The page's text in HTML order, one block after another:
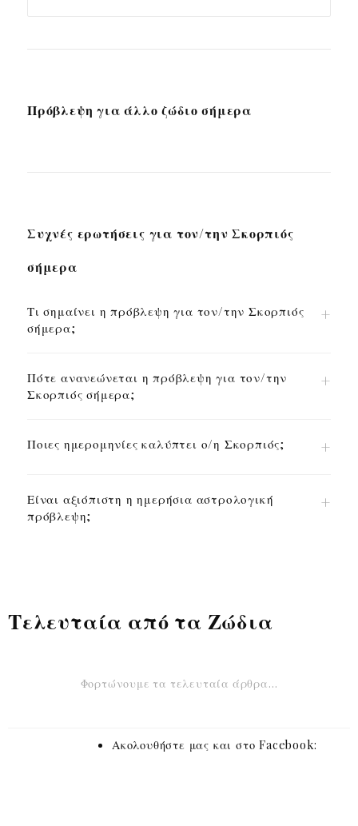
Πρόβλεψη για άλλο ζώδιο σήμερα
Συχνές ερωτήσεις για τον/την Σκορπιός
σήμερα
Τι σημαίνει η πρόβλεψη για τον/την Σκορπιός
σήμερα;
Πότε ανανεώνεται η πρόβλεψη για τον/την
Σκορπιός σήμερα;
Ποιες ημερομηνίες καλύπτει ο/η Σκορπιός;
Είναι αξιόπιστη η ημερήσια αστρολογική
πρόβλεψη;
Τελευταία από τα Ζώδια
Φορτώνουμε τα τελευταία άρθρα…
Ακολουθήστε μας και στο Facebook: